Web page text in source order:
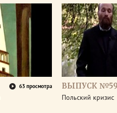
63 просмотра ВЫПУСК
Польский кризис